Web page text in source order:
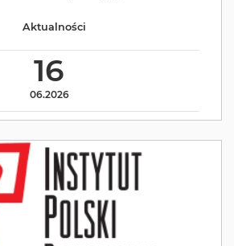
16
06.2026
Aktualności